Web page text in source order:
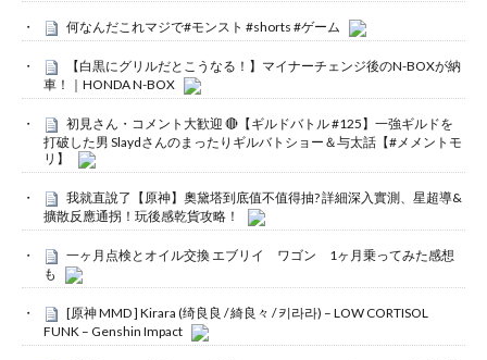
何なんだこれマジで#モンスト #shorts #ゲーム
【白黒にグリルだとこうなる！】マイナーチェンジ後のN-BOXが納
車！｜HONDA N-BOX
初見さん・コメント大歓迎 🔴【ギルドバトル #125】一強ギルドを
打破した男 Slaydさんのまったりギルバトショー＆与太話【#メメントモ
リ】
我就直說了【原神】奧黛塔到底值不值得抽? 詳細深入實測、星超導&
擴散反應通拐！玩後感乾貨攻略！
一ヶ月点検とオイル交換 エブリイ ワゴン 1ヶ月乗ってみた感想
も
[原神 MMD ] Kirara (绮良良 / 綺良々 / 키라라) – LOW CORTISOL
FUNK – Genshin Impact